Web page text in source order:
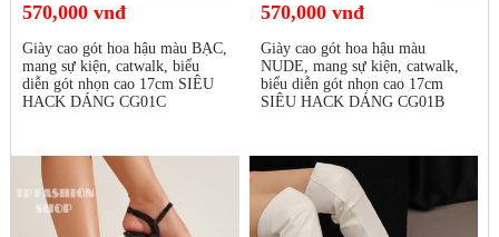
570,000 vnđ
Giày cao gót hoa hậu màu BẠC,
mang sự kiện, catwalk, biểu
diễn gót nhọn cao 17cm SIÊU
HACK DÁNG CG01C
570,000 vnđ
Giày cao gót hoa hậu màu
NUDE, mang sự kiện, catwalk,
biểu diễn gót nhọn cao 17cm
SIÊU HACK DÁNG CG01B